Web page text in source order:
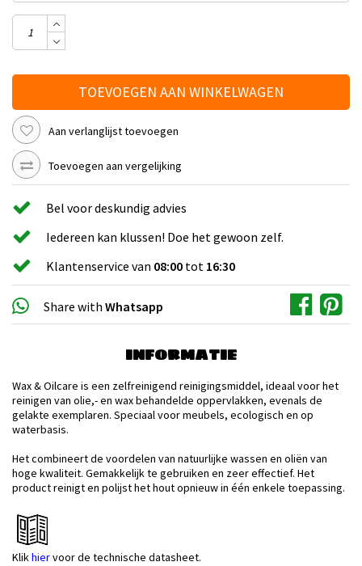
TOEVOEGEN AAN WINKELWAGEN
Aan verlanglijst toevoegen
Toevoegen aan vergelijking
Bel voor deskundig advies
Iedereen kan klussen! Doe het gewoon zelf.
Klantenservice van 08:00 tot 16:30
Share with Whatsapp
INFORMATIE
Wax & Oilcare is een zelfreinigend reinigingsmiddel, ideaal voor het
reinigen van olie,- en wax behandelde oppervlakken, evenals de
gelakte exemplaren. Speciaal voor meubels, ecologisch en op
waterbasis.
Het combineert de voordelen van natuurlijke wassen en oliën van
hoge kwaliteit. Gemakkelijk te gebruiken en zeer effectief. Het
product reinigt en polijst het hout opnieuw in één enkele toepassing.
Klik hiervoor de technische datasheet.